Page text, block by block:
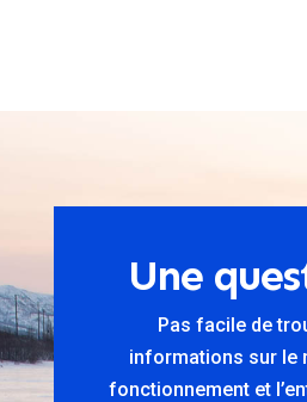
Une
Pas facile de
informations sur le
fonctionnement et